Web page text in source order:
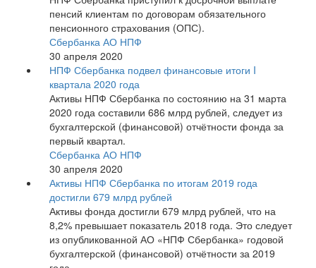
пенсий клиентам по договорам обязательного
пенсионного страхования (ОПС).
Сбербанка АО НПФ
30 апреля 2020
НПФ Сбербанка подвел финансовые итоги I
квартала 2020 года
Активы НПФ Сбербанка по состоянию на 31 марта
2020 года составили 686 млрд рублей, следует из
бухгалтерской (финансовой) отчётности фонда за
первый квартал.
Сбербанка АО НПФ
30 апреля 2020
Активы НПФ Сбербанка по итогам 2019 года
достигли 679 млрд рублей
Активы фонда достигли 679 млрд рублей, что на
8,2% превышает показатель 2018 года. Это следует
из опубликованной АО «НПФ Сбербанка» годовой
бухгалтерской (финансовой) отчётности за 2019